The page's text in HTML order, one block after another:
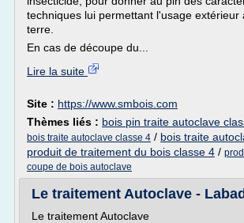
techniques lui permettant l'usage extérieur
terre.
En cas de découpe du...
Lire la suite
Site : https://www.smbois.com
Thèmes liés : bois pin traite autoclave
bois traite autoclave classe 4 / bois traite
produit de traitement du bois classe 4 /
coupe de bois autoclave
Le traitement Autoclave -
Le traitement Autoclave